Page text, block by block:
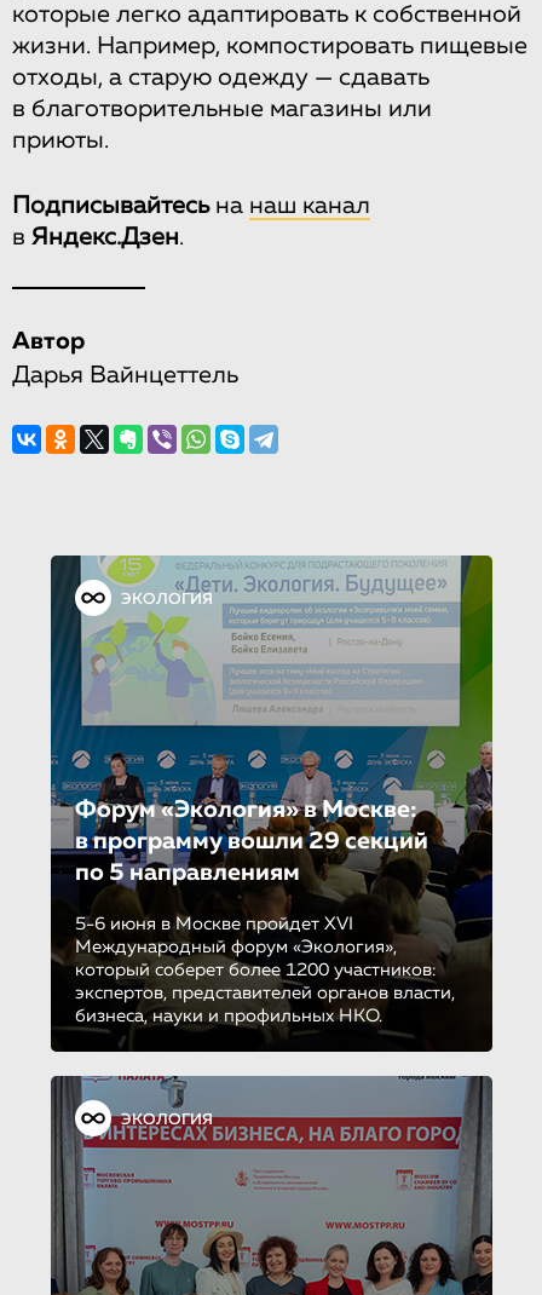
которые легко адаптировать к собственной
жизни. Например, компостировать пищевые
отходы, а старую одежду — сдавать
в благотворительные магазины или
приюты.
Подписывайтесьна наш канал
в Яндекс.Дзен.
Автор
Дарья Вайнцеттель
ЭКОЛОГИЯ
Форум «Экология» в Москве:
в программу вошли 29 секций
по 5 направле­ни­ям
5-6 июня в Москве пройдет XVI
Международный форум «Экология»,
который соберет более 1200 участников:
экспертов, представителей органов власти,
бизнеса, науки и профильных НКО.
ЭКОЛОГИЯ